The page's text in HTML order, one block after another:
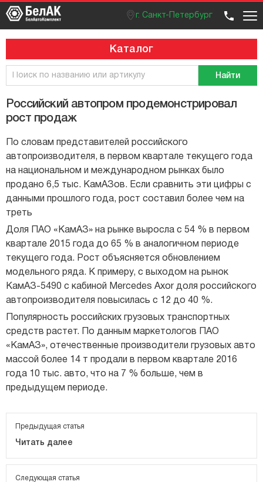
г. Санкт-Петербург
Розничный отдел
Вход / регистрация
Каталог
Найти
Российский автопром продемонстрировал
рост продаж
По словам представителей российского
автопроизводителя, в первом квартале текущего года
на национальном и международном рынках было
продано 6,5 тыс. КамАЗов. Если сравнить эти цифры с
данными прошлого года, рост составил более чем на
треть
Доля ПАО «КамАЗ» на рынке выросла с 54 % в первом
квартале 2015 года до 65 % в аналогичном периоде
текущего года. Рост объясняется обновлением
модельного ряда. К примеру, с выходом на рынок
КамАЗ-5490 с кабиной Mercedes Axor доля российского
автопроизводителя повысилась с 12 до 40 %.
Популярность российских грузовых транспортных
средств растет. По данным маркетологов ПАО
«КамАЗ», отечественные производители грузовых авто
массой более 14 т продали в первом квартале 2016
года 10 тыс. авто, что на 7 % больше, чем в
предыдущем периоде.
Предыдущая статья
Читать далее
Следующая статья